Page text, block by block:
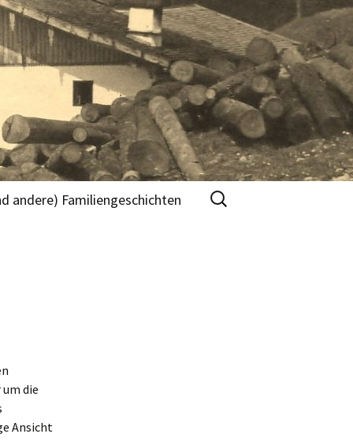
andere) Familiengeschichten
Suche
nach:
um die
Ansicht